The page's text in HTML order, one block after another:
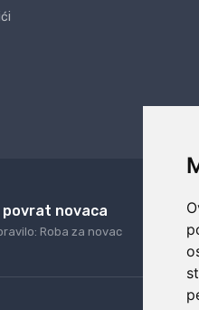
povrat novaca
Roba za novac